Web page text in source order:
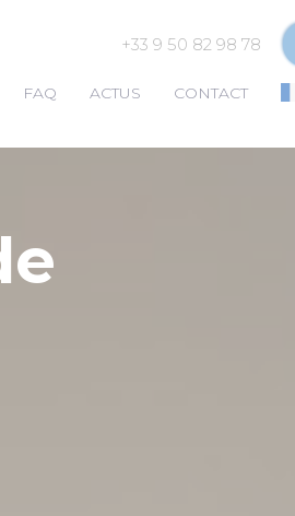
+33 9 50 82 98 78
FAQ ACTUS CONTACT